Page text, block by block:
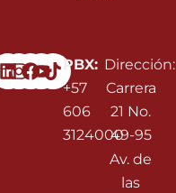
Linkedin
Instagram
Facebook
Youtube
PBX:
+57
606
3124000
Dirección:
Carrera
21 No.
49-95
Av. de
las